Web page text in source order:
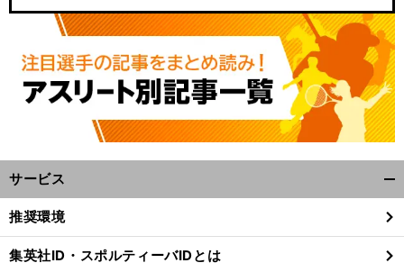
前
サービス
閉
る
推奨環境
集英社ID・スポルティーバIDとは